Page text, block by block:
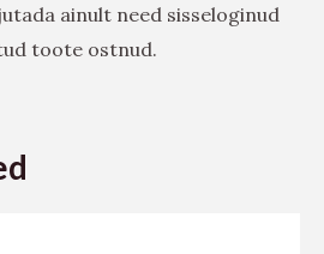
ainult need sisseloginud
toote ostnud.